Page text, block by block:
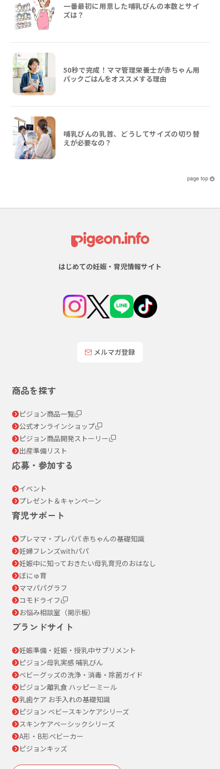
一番最初に用意した哺乳びんの本数とサイ
ズは？
50秒で完成！ママ管理栄養士が赤ちゃん用
パックごはんをオススメする理由
哺乳びんの乳首、どうしてサイズの切り替
えが必要なの？
はじめての妊娠・育児情報サイト
メルマガ登録
商品を探す
ピジョン商品一覧
公式オンラインショップ
ピジョン商品開発ストーリー
出産準備リスト
応募・参加する
イベント
プレゼント＆キャンペーン
育児サポート
プレママ・プレパパ 赤ちゃんの基礎知識
妊婦フレンズwithパパ
妊娠中に知っておきたい母乳育児のおはなし
ぼにゅ育
ママパパグラフ
コモドライフ
お悩み相談室（掲示板）
ブランドサイト
妊娠準備・妊娠・授乳中サプリメント
ピジョン母乳実感 哺乳びん
ベビーグッズの洗浄・消毒・除菌ガイド
ピジョン離乳食 ハッピーミール
乳歯ケア お手入れの基礎知識
ピジョン ベビースキンケアシリーズ
スキンケアベーシックシリーズ
A形・B形ベビーカー
ピジョンキッズ